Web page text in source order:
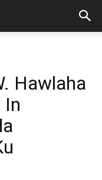
Hawlaha
In